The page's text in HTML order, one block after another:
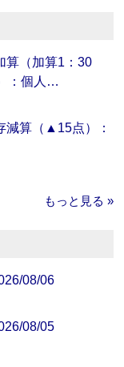
算（加算1：30
：個人…
減算（▲15点）：
もっと見る »
08/06
08/05